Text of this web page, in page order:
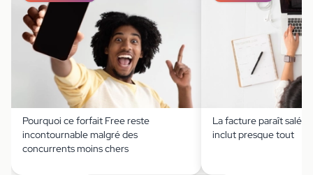
Pourquoi ce forfait Free reste
incontournable malgré des
concurrents moins chers
La facture paraît
inclut presque tout